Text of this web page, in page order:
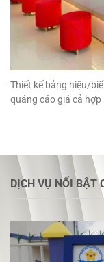
Thiết kế bảng hiệu/
quáng cáo giá cả hợp
DỊCH VỤ NỔI BẬT